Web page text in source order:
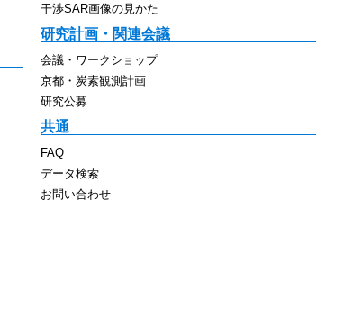
干渉SAR画像の見かた
研究計画・関連会議
会議・ワークショップ
京都・炭素観測計画
研究公募
共通
FAQ
データ検索
お問い合わせ